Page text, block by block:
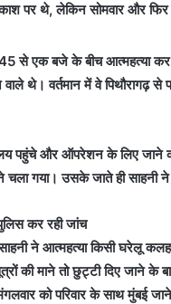
पर थे, लेकिन सोमवार और फिर
से एक बजे के बीच आत्महत्या कर
थे। वर्तमान में वे
पहुंचे और ऑपरेशन के लिए
गया। उसके जाते ही साहनी
कर रही जांच
ने आत्महत्या किसी घरेलू
की माने तो छुट्टी दिए जाने
को परिवार के साथ मुंबई